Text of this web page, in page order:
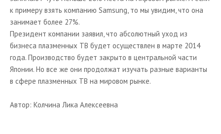
к примеру взять компанию Samsung, то мы увидим, что она
занимает более 27%.
Президент компании заявил, что абсолютный уход из
бизнеса плазменных ТВ будет осуществлен в марте 2014
года. Производство будет закрыто в центральной части
Японии. Но все же они продолжат изучать разные варианты
в сфере плазменных ТВ на мировом рынке.
Автор: Колчина Лика Алексеевна